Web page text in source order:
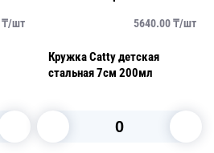
₸/шт 5640.00₸/шт
Кружка Catty детская
стальная 7см 200мл